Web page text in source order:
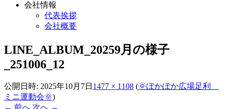
会社情報
代表挨拶
会社概要
LINE_ALBUM_20259月の様子
_251006_12
公開日時: 2025年10月7日 1477 × 1108 (🌞ぽかぽか広場足利
ミニ運動会🌞)